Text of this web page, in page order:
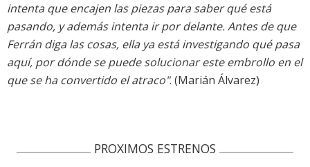
intenta que encajen las piezas para saber qué está
pasando, y además intenta ir por delante. Antes de que
Ferrán diga las cosas, ella ya está investigando qué pasa
aquí, por dónde se puede solucionar este embrollo en el
que se ha convertido el atraco". (Marián Álvarez)
PROXIMOS ESTRENOS